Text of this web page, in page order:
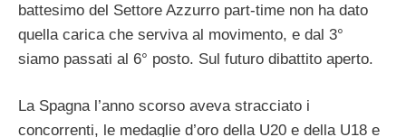
battesimo del Settore Azzurro part-time non ha dato
quella carica che serviva al movimento, e dal 3°
siamo passati al 6° posto. Sul futuro dibattito aperto.
La Spagna l’anno scorso aveva stracciato i
concorrenti, le medaglie d’oro della U20 e della U18 e